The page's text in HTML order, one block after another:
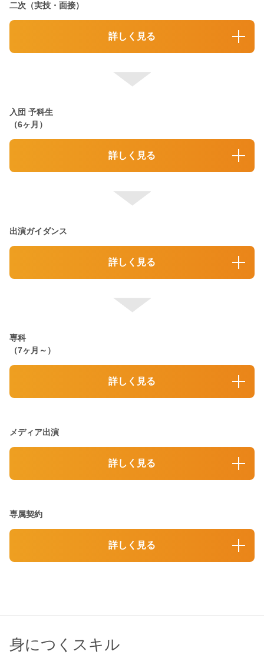
二次（実技・面接）
詳しく見る
入団 予科生
（6ヶ月）
詳しく見る
出演ガイダンス
詳しく見る
専科
（7ヶ月～）
詳しく見る
メディア出演
詳しく見る
専属契約
詳しく見る
身につくスキル